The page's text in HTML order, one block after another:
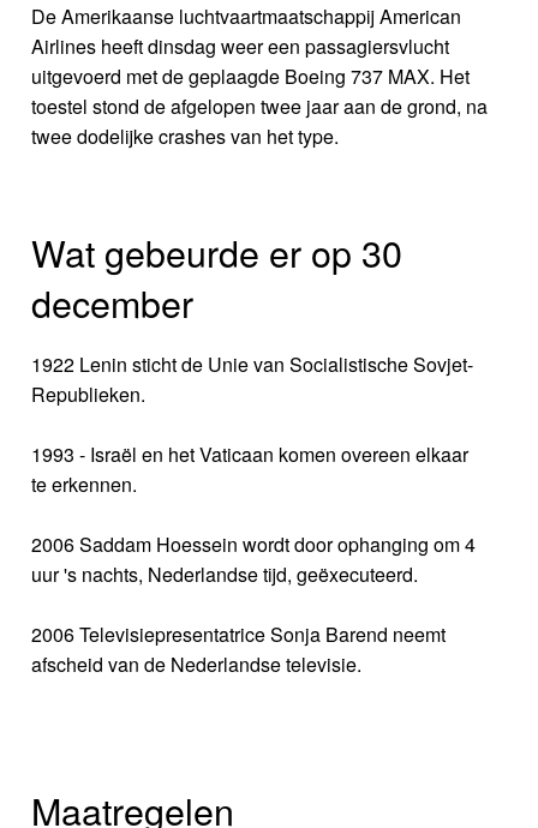
De Amerikaanse luchtvaartmaatschappij American
Airlines heeft dinsdag weer een passagiersvlucht
uitgevoerd met de geplaagde Boeing 737 MAX. Het
toestel stond de afgelopen twee jaar aan de grond, na
twee dodelijke crashes van het type.
Wat gebeurde er op 30
december
1922 Lenin sticht de Unie van Socialistische Sovjet-
Republieken.
1993 - Israël en het Vaticaan komen overeen elkaar
te erkennen.
2006 Saddam Hoessein wordt door ophanging om 4
uur 's nachts, Nederlandse tijd, geëxecuteerd.
2006 Televisiepresentatrice Sonja Barend neemt
afscheid van de Nederlandse televisie.
Maatregelen